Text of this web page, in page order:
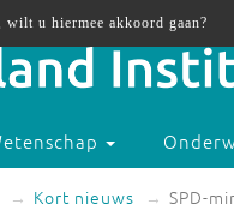
Kort nieuws SPD-
u hiermee akkoord gaan?